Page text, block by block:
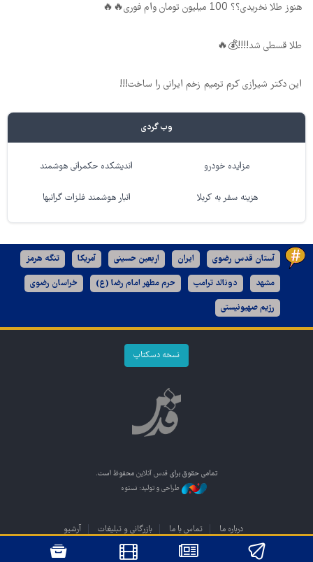
هنوز طلا نخریدی؟؟ 100 میلیون تومان وام فوری🔥🔥
طلا قسطی شد!!!!💰🔥
این دکتر شیرازی کرم ترمیم زخم ایرانی را ساخت!!!
وب گردی
مزایده خودرو اندیشکده حکمرانی هوشمند
هزینه سفر به کربلا انبار هوشمند فلزات گرانبها
آستان قدس رضوی ایران اربعین حسینی آمریکا تنگه هرمز
مشهد دونالد ترامپ حرم مطهر امام رضا (ع) خراسان رضوی
رژیم صهیونیستی
نسخه دسکتاپ
تمامی حقوق برای قدس آنلاین محفوظ است.
طراحی و تولید: نستوه
درباره ما تماس با ما بازرگانی و تبلیغات آرشیو